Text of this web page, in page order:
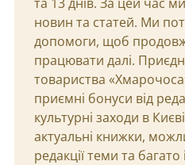
новин та статей. Ми
допомоги, щоб
працювати далі.
товариства
приємні бонуси від
культурні заходи в
актуальні книжки,
редакції теми та